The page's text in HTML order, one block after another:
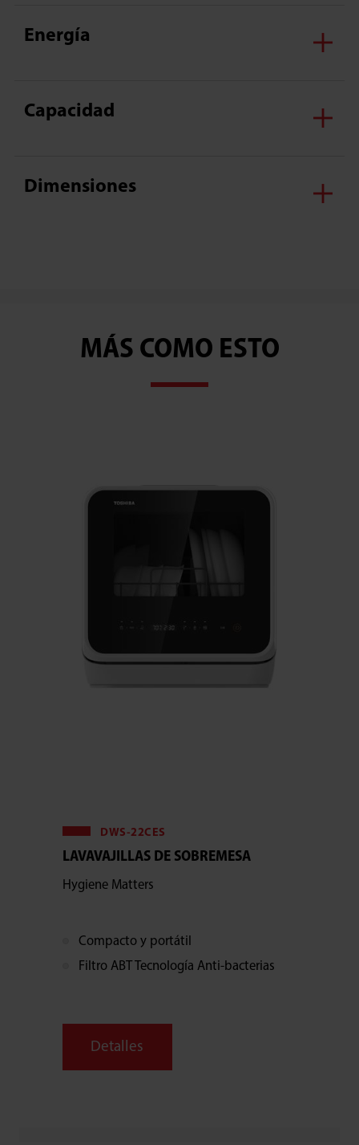
Energía
Capacidad
Dimensiones
MÁS COMO ESTO
DWS-22CES
LAVAVAJILLAS DE SOBREMESA
Hygiene Matters
Compacto y portátil
Filtro ABT Tecnología Anti-bacterias
Detalles